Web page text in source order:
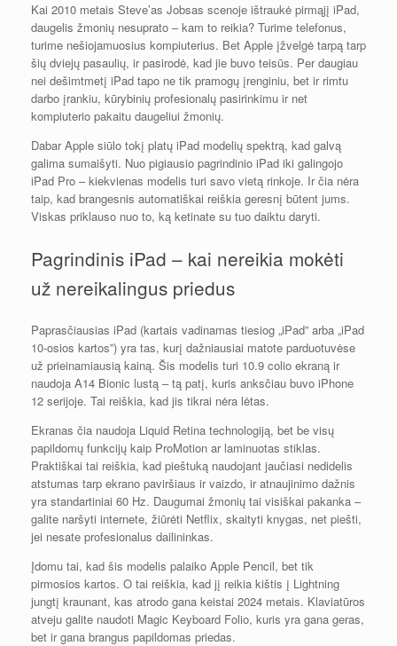
Kai 2010 metais Steve’as Jobsas scenoje ištraukė pirmąjį iPad,
daugelis žmonių nesuprato – kam to reikia? Turime telefonus,
turime nešiojamuosius kompiuterius. Bet Apple įžvelgė tarpą tarp
šių dviejų pasaulių, ir pasirodė, kad jie buvo teisūs. Per daugiau
nei dešimtmetį iPad tapo ne tik pramogų įrenginiu, bet ir rimtu
darbo įrankiu, kūrybinių profesionalų pasirinkimu ir net
kompiuterio pakaitu daugeliui žmonių.
Dabar Apple siūlo tokį platų iPad modelių spektrą, kad galvą
galima sumaišyti. Nuo pigiausio pagrindinio iPad iki galingojo
iPad Pro – kiekvienas modelis turi savo vietą rinkoje. Ir čia nėra
taip, kad brangesnis automatiškai reiškia geresnį būtent jums.
Viskas priklauso nuo to, ką ketinate su tuo daiktu daryti.
Pagrindinis iPad – kai nereikia mokėti
už nereikalingus priedus
Paprasčiausias iPad (kartais vadinamas tiesiog „iPad” arba „iPad
10-osios kartos”) yra tas, kurį dažniausiai matote parduotuvėse
už prieinamiausią kainą. Šis modelis turi 10.9 colio ekraną ir
naudoja A14 Bionic lustą – tą patį, kuris anksčiau buvo iPhone
12 serijoje. Tai reiškia, kad jis tikrai nėra lėtas.
Ekranas čia naudoja Liquid Retina technologiją, bet be visų
papildomų funkcijų kaip ProMotion ar laminuotas stiklas.
Praktiškai tai reiškia, kad pieštuką naudojant jaučiasi nedidelis
atstumas tarp ekrano paviršiaus ir vaizdo, ir atnaujinimo dažnis
yra standartiniai 60 Hz. Daugumai žmonių tai visiškai pakanka –
galite naršyti internete, žiūrėti Netflix, skaityti knygas, net piešti,
jei nesate profesionalus dailininkas.
Įdomu tai, kad šis modelis palaiko Apple Pencil, bet tik
pirmosios kartos. O tai reiškia, kad jį reikia kištis į Lightning
jungtį kraunant, kas atrodo gana keistai 2024 metais. Klaviatūros
atveju galite naudoti Magic Keyboard Folio, kuris yra gana geras,
bet ir gana brangus papildomas priedas.